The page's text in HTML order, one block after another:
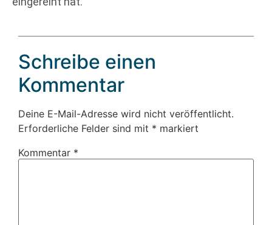
Schreibe einen
Kommentar
Deine E-Mail-Adresse wird nicht veröffentlicht.
Erforderliche Felder sind mit * markiert
Kommentar *